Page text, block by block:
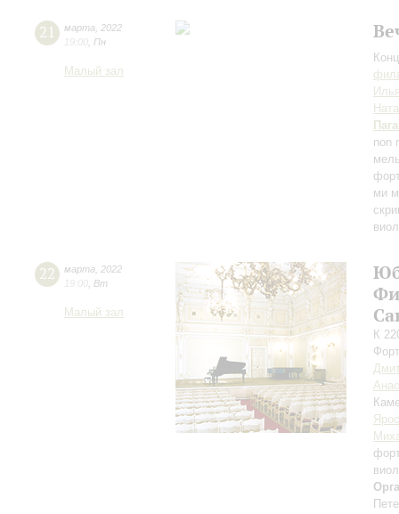
21 марта
2022
19:00 Пн
Малый зал
non
ми
22 марта
2022
19:00 Вт
Малый зал
К